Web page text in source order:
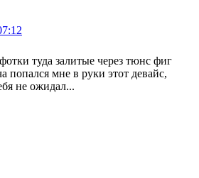
туда залитые через тюнс фиг
попался мне в руки этот девайс,
не ожидал...